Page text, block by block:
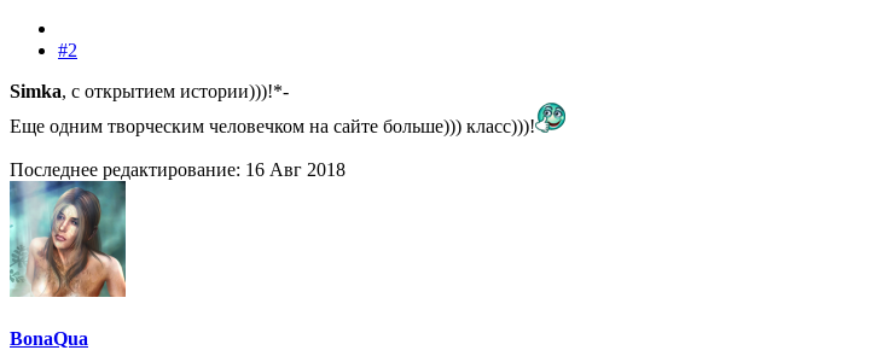
#2
Simka, с открытием истории)))!*-
Еще одним творческим человечком на сайте больше))) класс)))!
Последнее редактирование: 16 Авг 2018
BonaQua